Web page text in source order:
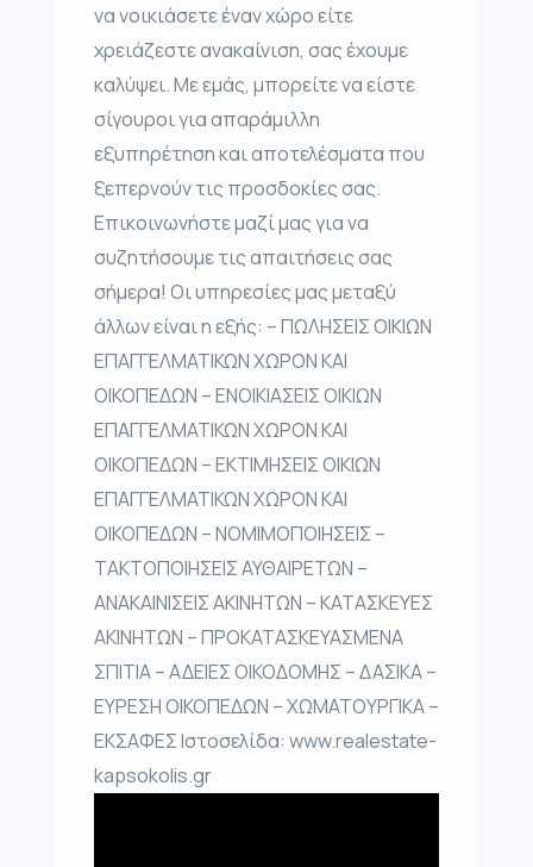
να νοικιάσετε έναν χώρο είτε
χρειάζεστε ανακαίνιση, σας έχουμε
καλύψει. Με εμάς, μπορείτε να είστε
σίγουροι για απαράμιλλη
εξυπηρέτηση και αποτελέσματα που
ξεπερνούν τις προσδοκίες σας.
Επικοινωνήστε μαζί μας για να
συζητήσουμε τις απαιτήσεις σας
σήμερα! Οι υπηρεσίες μας μεταξύ
άλλων είναι η εξής: – ΠΩΛΗΣΕΙΣ ΟΙΚΙΩΝ
ΕΠΑΓΓΕΛΜΑΤΙΚΩΝ ΧΩΡΟΝ ΚΑΙ
ΟΙΚΟΠΕΔΩΝ – ΕΝΟΙΚΙΑΣΕΙΣ ΟΙΚΙΩΝ
ΕΠΑΓΓΕΛΜΑΤΙΚΩΝ ΧΩΡΟΝ ΚΑΙ
ΟΙΚΟΠΕΔΩΝ – ΕΚΤΙΜΗΣΕΙΣ ΟΙΚΙΩΝ
ΕΠΑΓΓΕΛΜΑΤΙΚΩΝ ΧΩΡΟΝ ΚΑΙ
ΟΙΚΟΠΕΔΩΝ – ΝΟΜΙΜΟΠΟΙΗΣΕΙΣ –
ΤΑΚΤΟΠΟΙΗΣΕΙΣ ΑΥΘΑΙΡΕΤΩΝ –
ΑΝΑΚΑΙΝΙΣΕΙΣ ΑΚΙΝΗΤΩΝ – ΚΑΤΑΣΚΕΥΕΣ
ΑΚΙΝΗΤΩΝ – ΠΡΟΚΑΤΑΣΚΕΥΑΣΜΕΝΑ
ΣΠΙΤΙΑ – ΑΔΕΙΕΣ ΟΙΚΟΔΟΜΗΣ – ΔΑΣΙΚΑ –
ΕΥΡΕΣΗ ΟΙΚΟΠΕΔΩΝ – ΧΩΜΑΤΟΥΡΓΙΚΑ –
ΕΚΣΑΦΕΣ Ιστοσελίδα: www.realestate-
kapsokolis.gr